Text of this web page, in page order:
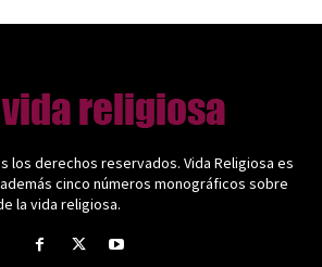
los derechos reservados. Vida Religiosa es
cinco números monográficos sobre
la vida religiosa.